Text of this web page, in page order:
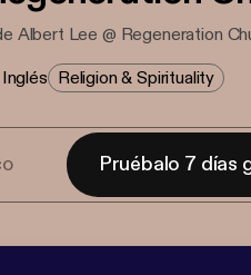
Albert Lee @ Regeneration
Inglés Religion & Spirituality
Pruébalo 7 días